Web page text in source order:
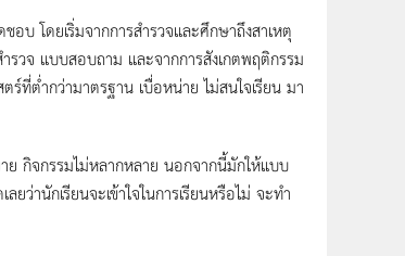
บ โดยเริ่มจากการสำรวจและศึกษาถึงสาเหตุ
รวจ แบบสอบถาม และจากการสังเกตพฤติกรรม
ร์ที่ต่ำกว่ามาตรฐาน เบื่อหน่าย ไม่สนใจเรียน มา
กิจกรรมไม่หลากหลาย นอกจากนี้มักให้แบบ
ว่านักเรียนจะเข้าใจในการเรียนหรือไม่ จะทำ